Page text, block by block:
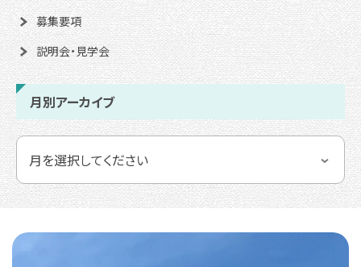
募集要項
説明会・見学会
月別アーカイブ